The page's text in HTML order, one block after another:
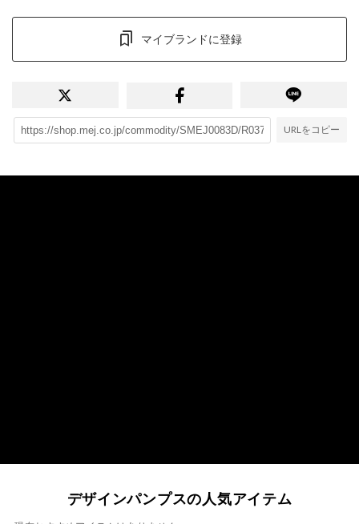
マイブランドに登録
URLをコピー
デザインパンプスの人気アイテム